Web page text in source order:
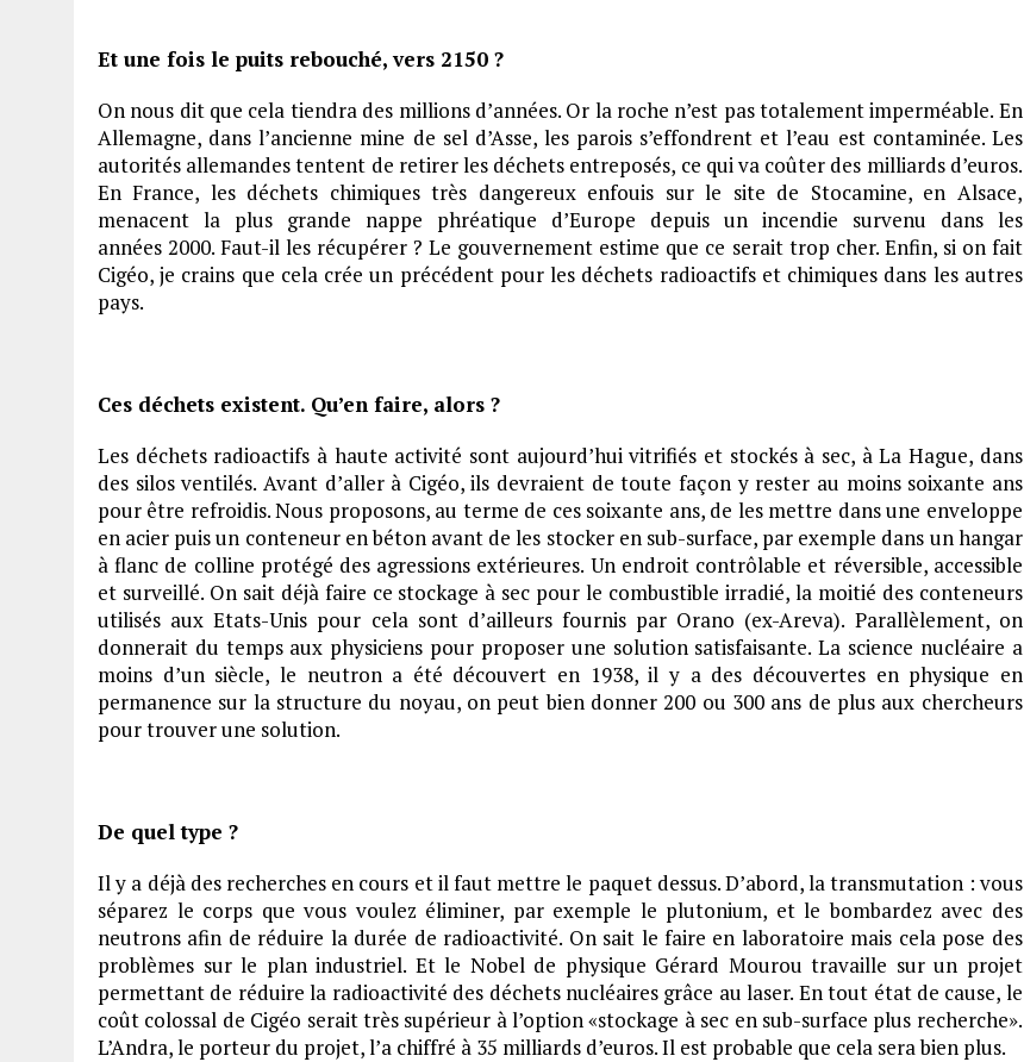
Et une fois le puits rebouché, vers 2150 ?
On nous dit que cela tiendra des millions d’années. Or la roche n’est pas totalement imperméable. En
Allemagne, dans l’ancienne mine de sel d’Asse, les parois s’effondrent et l’eau est contaminée. Les
autorités allemandes tentent de retirer les déchets entreposés, ce qui va coûter des milliards d’euros.
En France, les déchets chimiques très dangereux enfouis sur le site de Stocamine, en Alsace,
menacent la plus grande nappe phréatique d’Europe depuis un incendie survenu dans les
années 2000. Faut-il les récupérer ? Le gouvernement estime que ce serait trop cher. Enfin, si on fait
Cigéo, je crains que cela crée un précédent pour les déchets radioactifs et chimiques dans les autres
pays.
Ces déchets existent. Qu’en faire, alors ?
Les déchets radioactifs à haute activité sont aujourd’hui vitrifiés et stockés à sec, à La Hague, dans
des silos ventilés. Avant d’aller à Cigéo, ils devraient de toute façon y rester au moins soixante ans
pour être refroidis. Nous proposons, au terme de ces soixante ans, de les mettre dans une enveloppe
en acier puis un conteneur en béton avant de les stocker en sub-surface, par exemple dans un hangar
à flanc de colline protégé des agressions extérieures. Un endroit contrôlable et réversible, accessible
et surveillé. On sait déjà faire ce stockage à sec pour le combustible irradié, la moitié des conteneurs
utilisés aux Etats-Unis pour cela sont d’ailleurs fournis par Orano (ex-Areva). Parallèlement, on
donnerait du temps aux physiciens pour proposer une solution satisfaisante. La science nucléaire a
moins d’un siècle, le neutron a été découvert en 1938, il y a des découvertes en physique en
permanence sur la structure du noyau, on peut bien donner 200 ou 300 ans de plus aux chercheurs
pour trouver une solution.
De quel type ?
Il y a déjà des recherches en cours et il faut mettre le paquet dessus. D’abord, la transmutation : vous
séparez le corps que vous voulez éliminer, par exemple le plutonium, et le bombardez avec des
neutrons afin de réduire la durée de radioactivité. On sait le faire en laboratoire mais cela pose des
problèmes sur le plan industriel. Et le Nobel de physique Gérard Mourou travaille sur un projet
permettant de réduire la radioactivité des déchets nucléaires grâce au laser. En tout état de cause, le
coût colossal de Cigéo serait très supérieur à l’option «stockage à sec en sub-surface plus recherche».
L’Andra, le porteur du projet, l’a chiffré à 35 milliards d’euros. Il est probable que cela sera bien plus.